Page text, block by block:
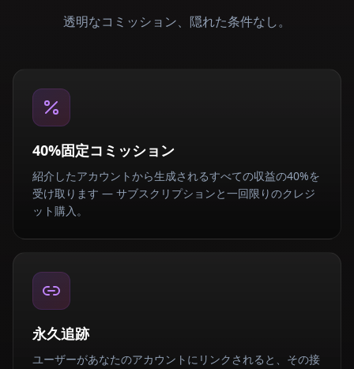
透明なコミッション、隠れた条件なし。
40%固定コミッション
紹介したアカウントから生成されるすべての収益の40%を
受け取ります — サブスクリプションと一回限りのクレジ
ット購入。
永久追跡
ユーザーがあなたのアカウントにリンクされると、その接